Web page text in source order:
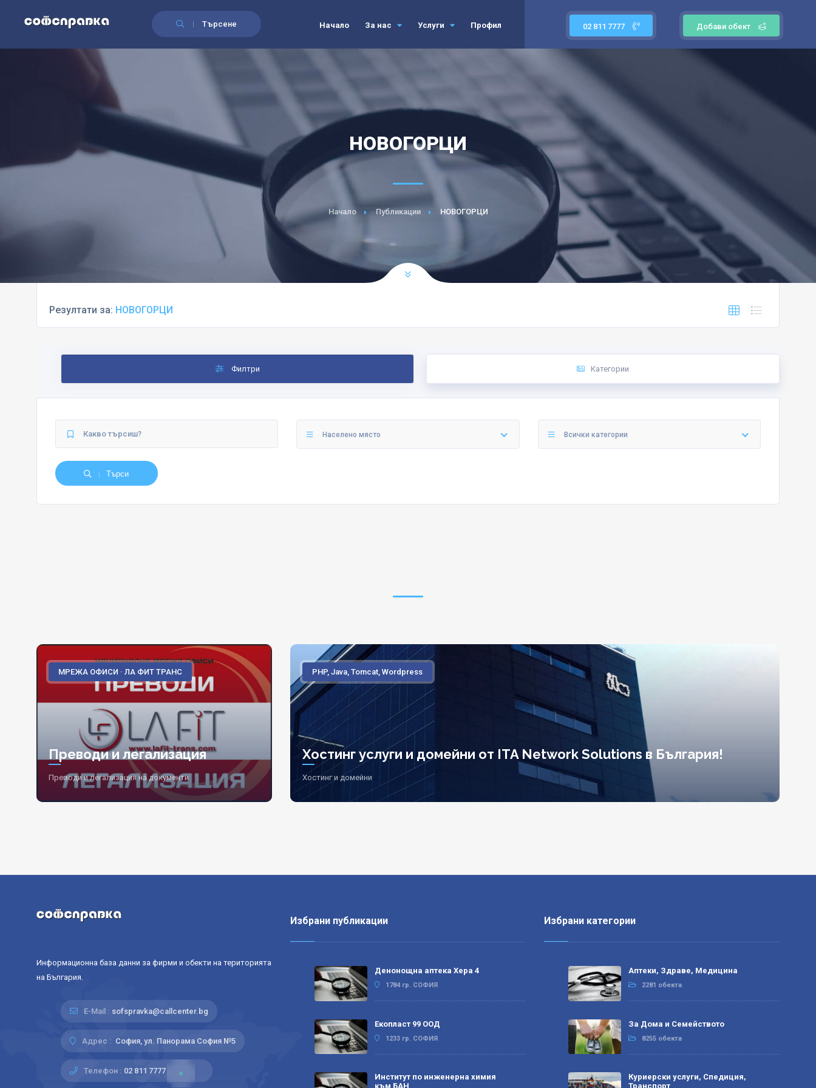
Търсене Добави обект
02 811 7777
Начало За нас Услуги Профил
НОВОГОРЦИ
Начало Публикации НОВОГОРЦИ
Резултати за: НОВОГОРЦИ
Филтри Категории
Населено място Всички категории
Търси
МРЕЖА ОФИСИ · ЛА ФИТ ТРАНС
Преводи и легализация
Преводи и легализация на документи
PHP, Java, Tomcat, Wordpress
Хостинг услуги и домейни от ITA Network Solutions в България!
Хостинг и домейни
Информационна база данни за фирми и обекти на територията
на България.
E-Mail : sofspravka@callcenter.bg
Адрес : София, ул. Панорама София №5
Телефон : 02 811 7777
Избрани публикации
Денонощна аптека Хера 4
1784 гр. СОФИЯ
Екопласт 99 ООД
1233 гр. СОФИЯ
Институт по инженерна химия
към БАН
Избрани категории
Аптеки, Здраве, Медицина
2281 обекта
За Дома и Семейството
8255 обекта
Куриерски услуги, Спедиция,
Транспорт